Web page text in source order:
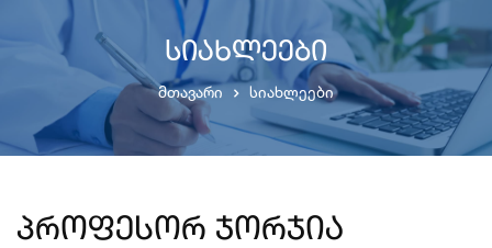
სიახლეები
მთავარი სიახლეები
პროფესორ ჯორჯია